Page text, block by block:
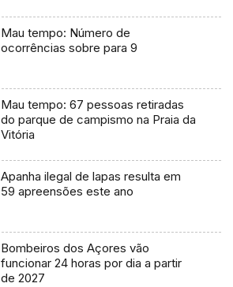
Mau tempo: Número de
ocorrências sobre para 9
Mau tempo: 67 pessoas retiradas
do parque de campismo na Praia da
Vitória
Apanha ilegal de lapas resulta em
59 apreensões este ano
Bombeiros dos Açores vão
funcionar 24 horas por dia a partir
de 2027